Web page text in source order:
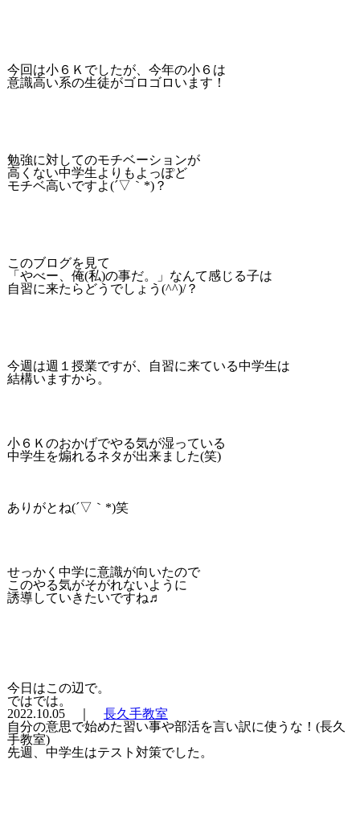
今回は小６Ｋでしたが、今年の小６は
意識高い系の生徒がゴロゴロいます！
勉強に対してのモチベーションが
高くない中学生よりもよっぽど
モチベ高いですよ(´▽｀*)？
このブログを見て
「やべー、俺(私)の事だ。」なんて感じる子は
自習に来たらどうでしょう(^^)/？
今週は週１授業ですが、自習に来ている中学生は
結構いますから。
小６Ｋのおかげでやる気が湿っている
中学生を煽れるネタが出来ました(笑)
ありがとね(´▽｀*)笑
せっかく中学に意識が向いたので
このやる気がそがれないように
誘導していきたいですね♬
今日はこの辺で。
ではでは。
2022.10.05 ｜ 長久手教室
自分の意思で始めた習い事や部活を言い訳に使うな！(長久
手教室)
先週、中学生はテスト対策でした。